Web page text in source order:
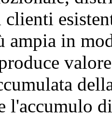
clienti
ampia in
l'accumulo